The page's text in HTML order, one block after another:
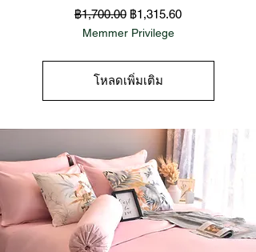
ราคาปกติ
฿1,700.00 ราคาขายลด
฿1,315.60
Memmer Privilege
โหลดเพิ่มเติม